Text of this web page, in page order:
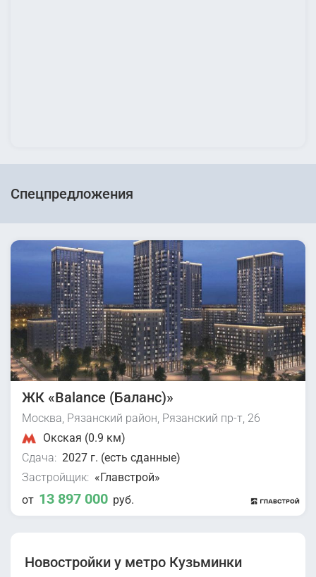
Спецпредложения
ЖК «Balance (Баланс)»
Москва, Рязанский район, Рязанский пр-т, 26
Окская (0.9 км)
Сдача: 2027 г. (есть сданные)
Застройщик: «Главстрой»
от 13 897 000 руб.
Новостройки у метро Кузьминки